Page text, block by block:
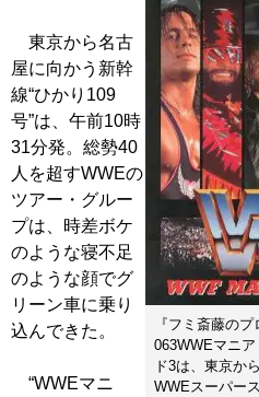
『フミ斎藤の
063WWEマニ
ド3は、東京か
WWEスーパー
東京から名古
屋に向かう新幹
線“ひかり109
号”は、午前10時
31分発。総勢40
人を超すWWEの
ツアー・グルー
プは、時差ボケ
のような寝不足
のような顔でグ
リーン車に乗り
込んできた。
“WWEマニ